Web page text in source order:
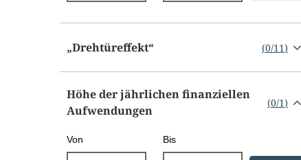
„Drehtüreffekt“ (0/11)
Höhe der jährlichen finanziellen
Aufwendungen
(0/1)
Von Bis